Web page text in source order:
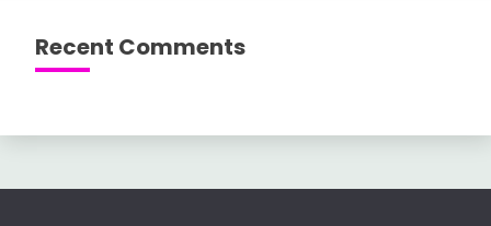
Recent Comments